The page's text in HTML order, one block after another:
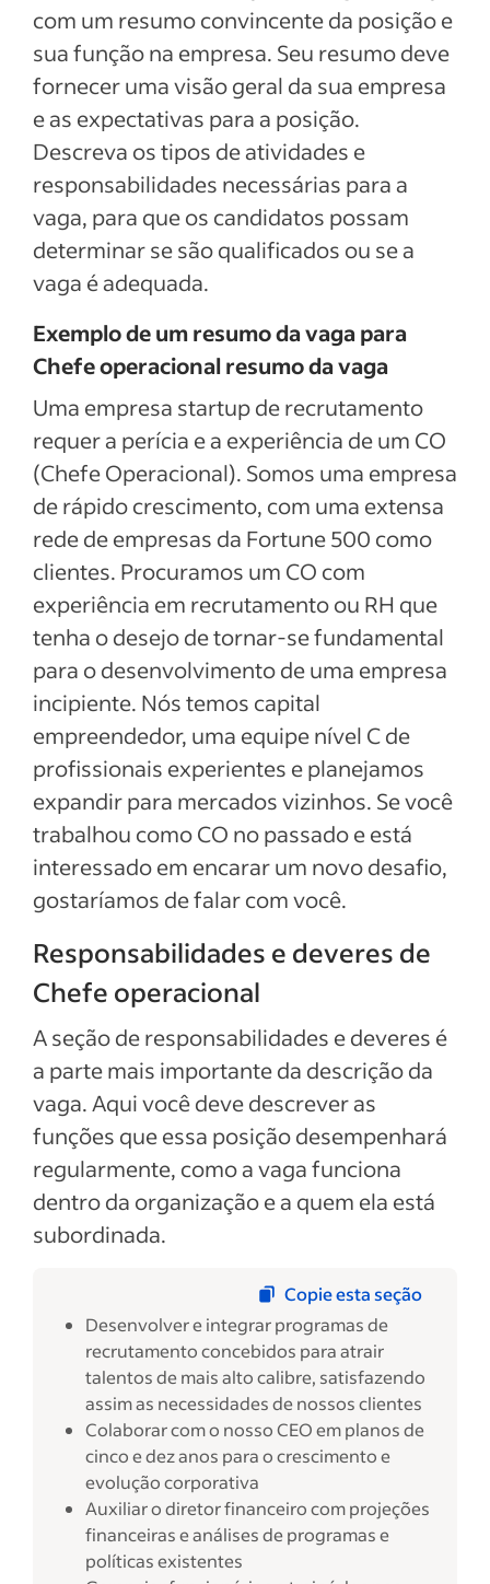
com um resumo convincente da posição e
sua função na empresa. Seu resumo deve
fornecer uma visão geral da sua empresa
e as expectativas para a posição.
Descreva os tipos de atividades e
responsabilidades necessárias para a
vaga, para que os candidatos possam
determinar se são qualificados ou se a
vaga é adequada.
Exemplo de um resumo da vaga para
Chefe operacional resumo da vaga
Uma empresa startup de recrutamento
requer a perícia e a experiência de um CO
(Chefe Operacional). Somos uma empresa
de rápido crescimento, com uma extensa
rede de empresas da Fortune 500 como
clientes. Procuramos um CO com
experiência em recrutamento ou RH que
tenha o desejo de tornar-se fundamental
para o desenvolvimento de uma empresa
incipiente. Nós temos capital
empreendedor, uma equipe nível C de
profissionais experientes e planejamos
expandir para mercados vizinhos. Se você
trabalhou como CO no passado e está
interessado em encarar um novo desafio,
gostaríamos de falar com você.
Responsabilidades e deveres de
Chefe operacional
A seção de responsabilidades e deveres é
a parte mais importante da descrição da
vaga. Aqui você deve descrever as
funções que essa posição desempenhará
regularmente, como a vaga funciona
dentro da organização e a quem ela está
subordinada.
Copie esta seção
Desenvolver e integrar programas de
recrutamento concebidos para atrair
talentos de mais alto calibre, satisfazendo
assim as necessidades de nossos clientes
Colaborar com o nosso CEO em planos de
cinco e dez anos para o crescimento e
evolução corporativa
Auxiliar o diretor financeiro com projeções
financeiras e análises de programas e
políticas existentes